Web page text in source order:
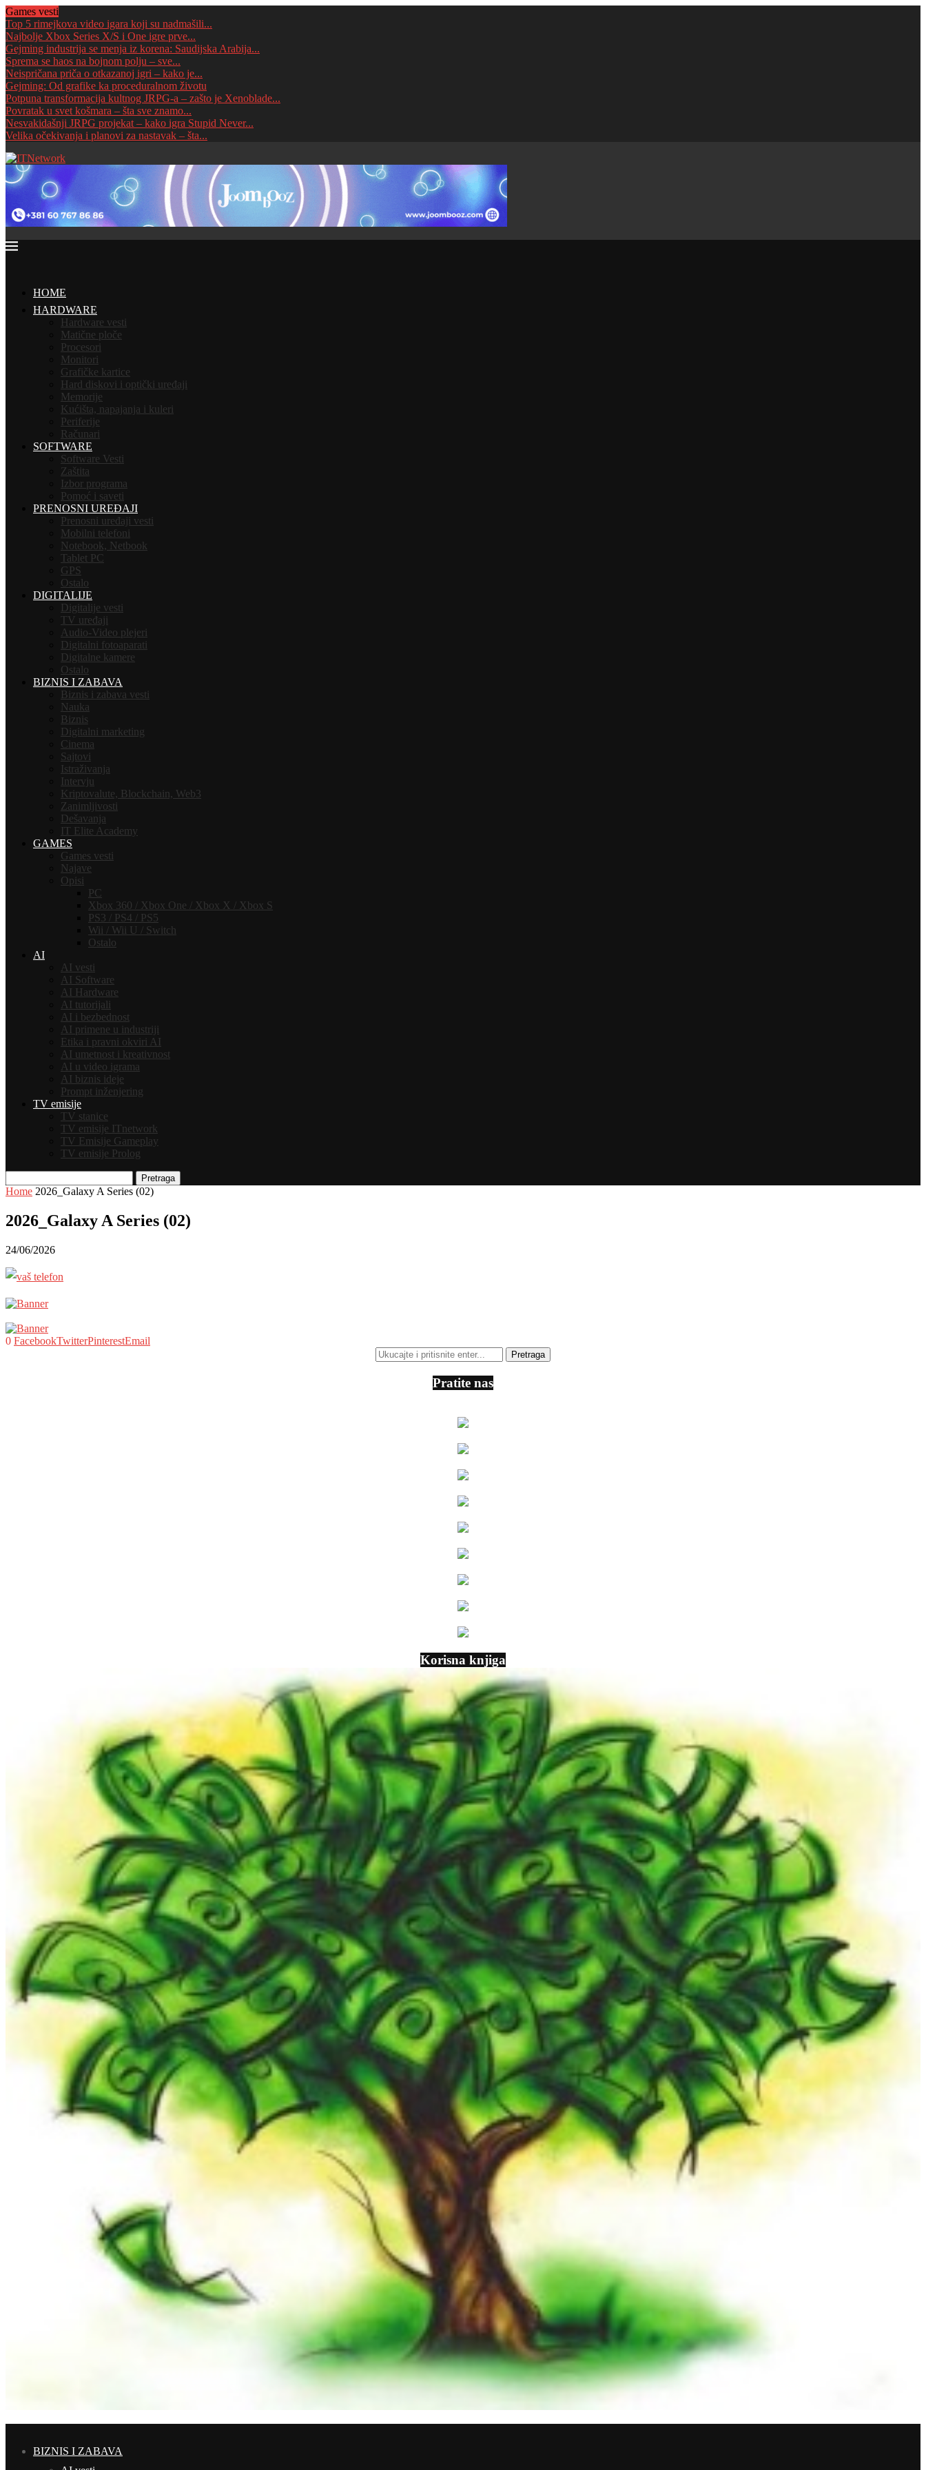
Games vesti
Top 5 rimejkova video igara koji su nadmašili...
Najbolje Xbox Series X/S i One igre prve...
Gejming industrija se menja iz korena: Saudijska Arabija...
Sprema se haos na bojnom polju – sve...
Neispričana priča o otkazanoj igri – kako je...
Gejming: Od grafike ka proceduralnom životu
Potpuna transformacija kultnog JRPG-a – zašto je Xenoblade...
Povratak u svet košmara – šta sve znamo...
Nesvakidašnji JRPG projekat – kako igra Stupid Never...
Velika očekivanja i planovi za nastavak – šta...
HOME
HARDWARE
Hardware vesti
Matične ploče
Procesori
Monitori
Grafičke kartice
Hard diskovi i optički uređaji
Memorije
Kućišta, napajanja i kuleri
Periferije
Računari
SOFTWARE
Software Vesti
Zaštita
Izbor programa
Pomoć i saveti
PRENOSNI UREĐAJI
Prenosni uređaji vesti
Mobilni telefoni
Notebook, Netbook
Tablet PC
GPS
Ostalo
DIGITALIJE
Digitalije vesti
TV uređaji
Audio-Video plejeri
Digitalni fotoaparati
Digitalne kamere
Ostalo
BIZNIS I ZABAVA
Biznis i zabava vesti
Nauka
Biznis
Digitalni marketing
Cinema
Sajtovi
Istraživanja
Intervju
Kriptovalute, Blockchain, Web3
Zanimljivosti
Dešavanja
IT Elite Academy
GAMES
Games vesti
Najave
Opisi
PC
Xbox 360 / Xbox One / Xbox X / Xbox S
PS3 / PS4 / PS5
Wii / Wii U / Switch
Ostalo
AI
AI vesti
AI Software
AI Hardware
AI tutorijali
AI i bezbednost
AI primene u industriji
Etika i pravni okviri AI
AI umetnost i kreativnost
AI u video igrama
AI biznis ideje
Prompt inženjering
TV emisije
TV stanice
TV emisije ITnetwork
TV Emisije Gameplay
TV emisije Prolog
Pretraga
Home 2026_Galaxy A Series (02)
2026_Galaxy A Series (02)
24/06/2026
0 FacebookTwitterPinterestEmail
Pratite nas
Korisna knjiga
BIZNIS I ZABAVA